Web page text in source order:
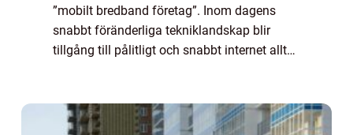
”mobilt bredband företag”. Inom dagens
snabbt föränderliga tekniklandskap blir
tillgång till pålitligt och snabbt internet allt